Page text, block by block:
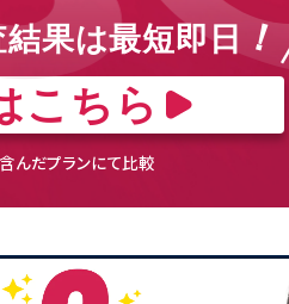
結果は最短即⽇！
こちら
んだプランにて比較